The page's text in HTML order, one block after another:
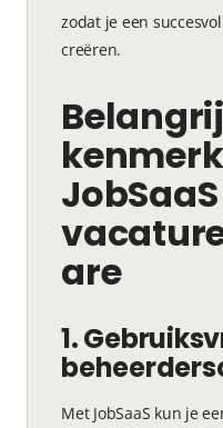
zodat je een
creëren.
JobSaaS
are
1.
Met JobSaaS kun je